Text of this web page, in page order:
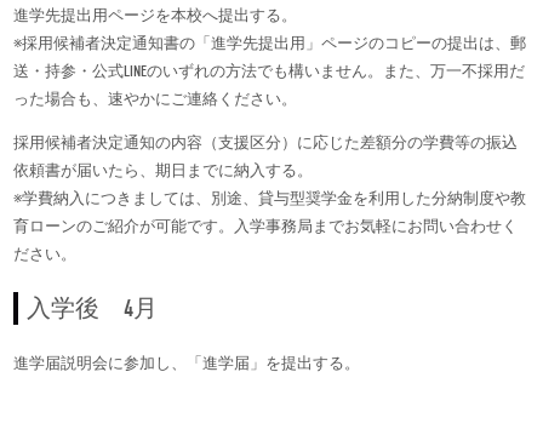
進学先提出用ページを本校へ提出する。
※採用候補者決定通知書の「進学先提出用」ページのコピーの提出は、郵
送・持参・公式LINEのいずれの方法でも構いません。また、万一不採用だ
った場合も、速やかにご連絡ください。
採用候補者決定通知の内容（支援区分）に応じた差額分の学費等の振込
依頼書が届いたら、期日までに納入する。
※学費納入につきましては、別途、貸与型奨学金を利用した分納制度や教
育ローンのご紹介が可能です。入学事務局までお気軽にお問い合わせく
ださい。
入学後 4月
進学届説明会に参加し、「進学届」を提出する。